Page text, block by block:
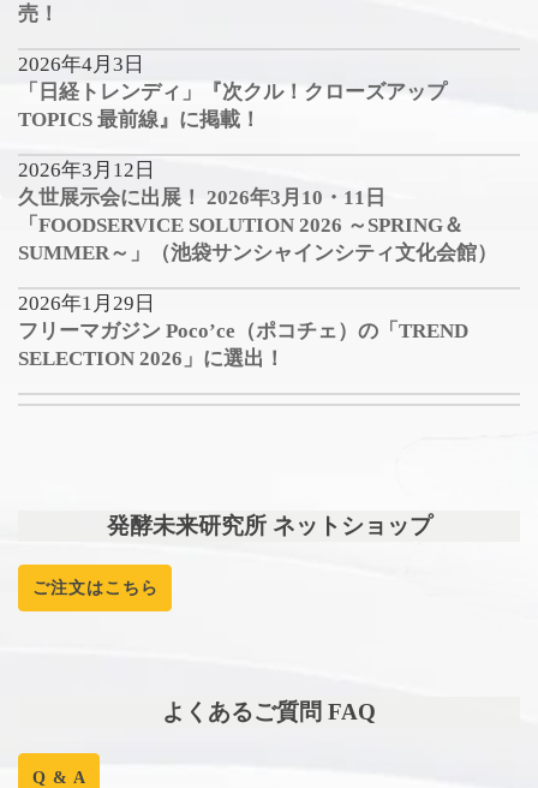
売！
2026年4月3日
「日経トレンディ」『次クル！クローズアップ
TOPICS 最前線』に掲載！
2026年3月12日
久世展示会に出展！ 2026年3月10・11日
「FOODSERVICE SOLUTION 2026 ～SPRING＆
SUMMER～」（池袋サンシャインシティ文化会館）
2026年1月29日
フリーマガジン Poco’ce（ポコチェ）の「TREND
SELECTION 2026」に選出！
発酵未来研究所 ネットショップ
ご注文はこちら
よくあるご質問 FAQ
Q & A